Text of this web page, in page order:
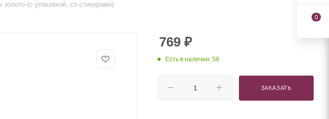
(с упаковкой, со стикерами)
769 ₽
Есть в наличии: 56
ЗАКАЗАТЬ
0